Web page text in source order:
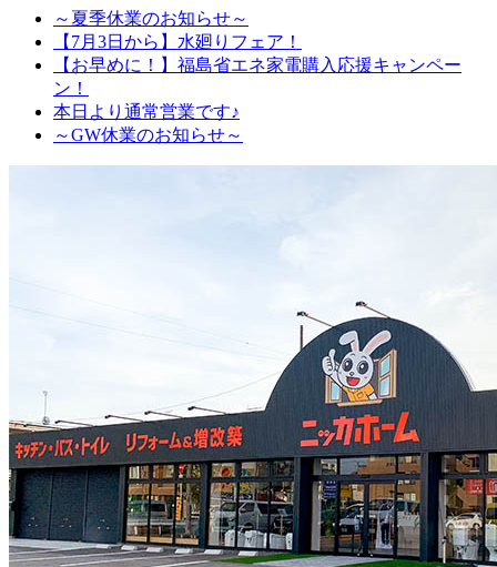
～夏季休業のお知らせ～
【7月3日から】水廻りフェア！
【お早めに！】福島省エネ家電購入応援キャンペー
ン！
本日より通常営業です♪
～GW休業のお知らせ～